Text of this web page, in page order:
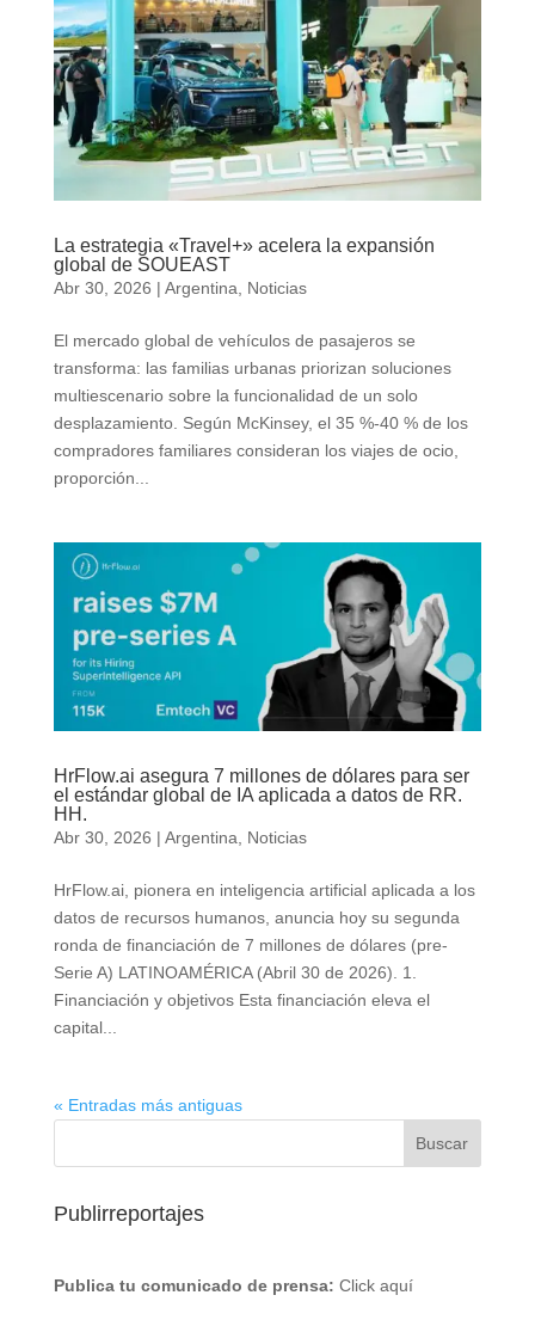
La estrategia «Travel+» acelera la expansión
global de SOUEAST
Abr 30, 2026 | Argentina, Noticias
El mercado global de vehículos de pasajeros se
transforma: las familias urbanas priorizan soluciones
multiescenario sobre la funcionalidad de un solo
desplazamiento. Según McKinsey, el 35 %-40 % de los
compradores familiares consideran los viajes de ocio,
proporción...
HrFlow.ai asegura 7 millones de dólares para ser
el estándar global de IA aplicada a datos de RR.
HH.
Abr 30, 2026 | Argentina Noticias
HrFlow.ai, pionera en inteligencia artificial aplicada a los
datos de recursos humanos, anuncia hoy su segunda
ronda de financiación de 7 millones de dólares (pre-
Serie A) LATINOAMÉRICA (Abril 30 de 2026). 1.
Financiación y objetivos Esta financiación eleva el
capital...
« Entradas más antiguas
Publirreportajes
Publica tu comunicado de prensa: Click aquí